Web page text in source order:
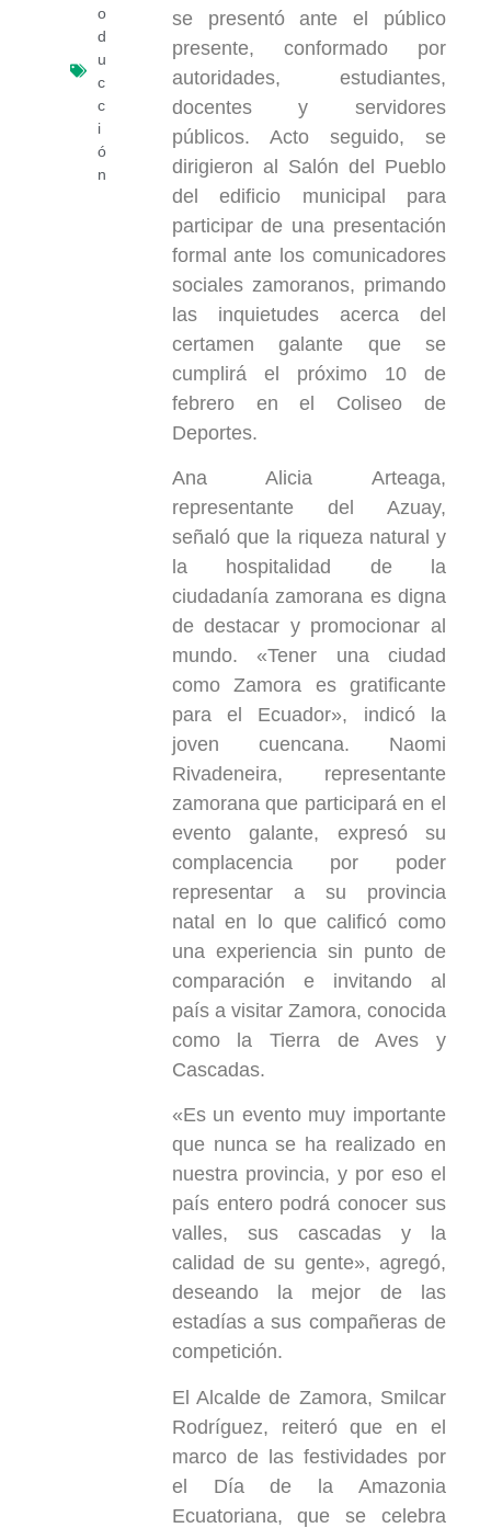
o
d
u
c
c
i
ó
n
se presentó ante el público
presente, conformado por
autoridades, estudiantes,
docentes y servidores
públicos. Acto seguido, se
dirigieron al Salón del Pueblo
del edificio municipal para
participar de una presentación
formal ante los comunicadores
sociales zamoranos, primando
las inquietudes acerca del
certamen galante que se
cumplirá el próximo 10 de
febrero en el Coliseo de
Deportes.
Ana Alicia Arteaga,
representante del Azuay,
señaló que la riqueza natural y
la hospitalidad de la
ciudadanía zamorana es digna
de destacar y promocionar al
mundo. «Tener una ciudad
como Zamora es gratificante
para el Ecuador», indicó la
joven cuencana. Naomi
Rivadeneira, representante
zamorana que participará en el
evento galante, expresó su
complacencia por poder
representar a su provincia
natal en lo que calificó como
una experiencia sin punto de
comparación e invitando al
país a visitar Zamora, conocida
como la Tierra de Aves y
Cascadas.
«Es un evento muy importante
que nunca se ha realizado en
nuestra provincia, y por eso el
país entero podrá conocer sus
valles, sus cascadas y la
calidad de su gente», agregó,
deseando la mejor de las
estadías a sus compañeras de
competición.
El Alcalde de Zamora, Smilcar
Rodríguez, reiteró que en el
marco de las festividades por
el Día de la Amazonia
Ecuatoriana, que se celebra